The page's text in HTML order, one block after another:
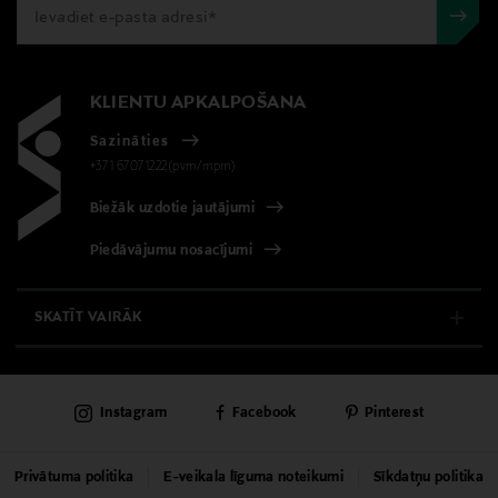
Pituus
Izmērs
13,5 cm
Ražotāja daļas numurs
5017685
KLIENTU APKALPOŠANA
Sazināties
+371 67071222(pvm/mpm)
Biežāk uzdotie jautājumi
Piedāvājumu nosacījumi
SKATĪT VAIRĀK
KLIENTU APKALPOŠANA
UNIVERSĀLVEIKALS
Privātuma politika E-veikala līguma noteikumi Sīkdatņu politika
Instagram Facebook Pinterest